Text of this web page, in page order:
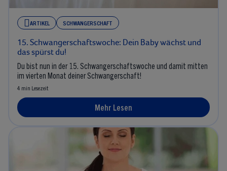
ARTIKEL SCHWANGERSCHAFT
15. Schwangerschaftswoche: Dein Baby wächst und
das spürst du!
Du bist nun in der 15. Schwangerschaftswoche und damit mitten
im vierten Monat deiner Schwangerschaft!
4 min Lesezeit
Mehr Lesen